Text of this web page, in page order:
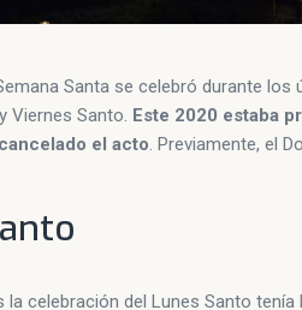
Santa se celebró durante
Viernes Santo. Este 2020 estaba
el acto. Previamente, el
la celebración del Lunes Santo